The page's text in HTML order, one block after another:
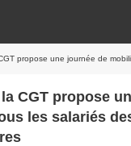
une journée de mobilisation à tous les
CGT propose
les salariés